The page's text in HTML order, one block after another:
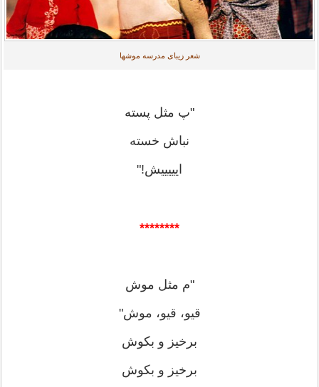
شعر زیبای مدرسه موشها
"پ مثل پسته
نباش خسته
ایییییش!"
********
"م مثل موش
قیو، قیو، موش"
برخیز و بکوش
برخیز و بکوش